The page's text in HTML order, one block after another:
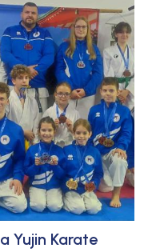
Yujin Karate